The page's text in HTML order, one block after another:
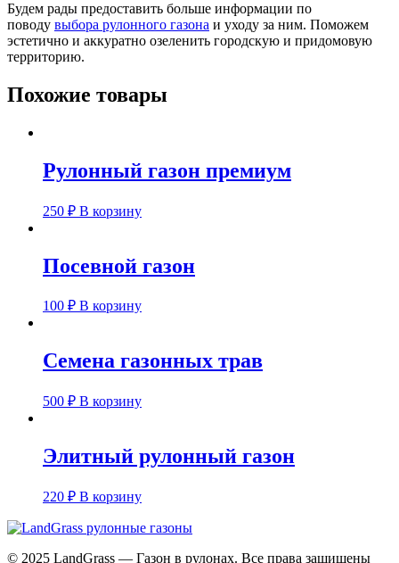
Будем рады предоставить больше информации по
поводу выбора рулонного газона и уходу за ним. Поможем
эстетично и аккуратно озеленить городскую и придомовую
территорию.
Похожие товары
Рулонный газон премиум
250 ₽ В корзину
Посевной газон
100 ₽ В корзину
Семена газонных трав
500 ₽ В корзину
Элитный рулонный газон
220 ₽ В корзину
© 2025 LandGrass — Газон в рулонах. Все права защищены